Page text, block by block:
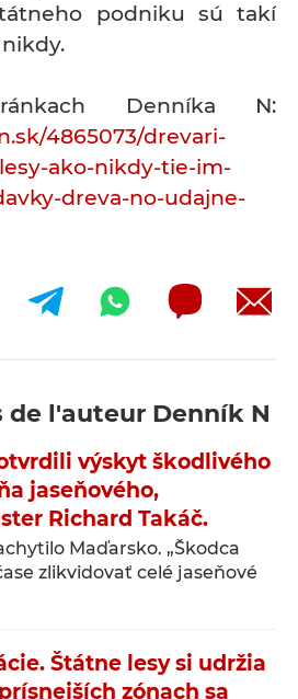
podniku sú takí
Denníka N:
4865073/drevari-
ako-nikdy-tie-im-
dreva-no-udajne-
de l'auteur Denník N
výskyt škodlivého
jaseňového,
Richard Takáč.
Maďarsko. „Škodca
zlikvidovať celé jaseňové
Štátne lesy si udržia
zónach sa